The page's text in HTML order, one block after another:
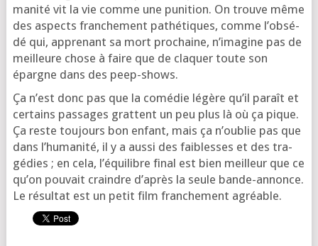
ma­ni­té vit la vie comme une puni­tion. On trouve même
des aspects fran­che­ment pathé­tiques, comme l’ob­sé­
dé qui, appre­nant sa mort pro­chaine, n’i­ma­gine pas de
meilleure chose à faire que de cla­quer toute son
épargne dans des peep-shows.
Ça n’est donc pas que la comé­die légère qu’il paraît et
cer­tains pas­sages grattent un peu plus là où ça pique.
Ça reste tou­jours bon enfant, mais ça n’ou­blie pas que
dans l’hu­ma­ni­té, il y a aus­si des fai­blesses et des tra­
gé­dies ; en cela, l’é­qui­libre final est bien meilleur que ce
qu’on pou­vait craindre d’a­près la seule bande-annonce.
Le résul­tat est un petit film fran­che­ment agréable.